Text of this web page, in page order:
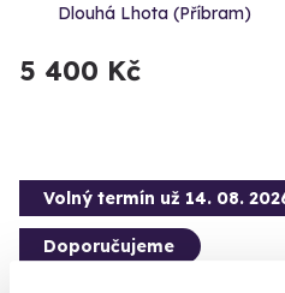
Dlouhá Lhota (Příbram)
5 400 Kč
Volný termín už 14. 08.
Doporučujeme